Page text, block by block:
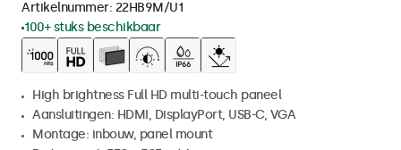
Artikelnummer: 22HB9M/U1
100+ stuks beschikbaar
High brightness Full HD multi-touch paneel
Aansluitingen: HDMI, DisplayPort, USB-C, VGA
Montage: inbouw, panel mount